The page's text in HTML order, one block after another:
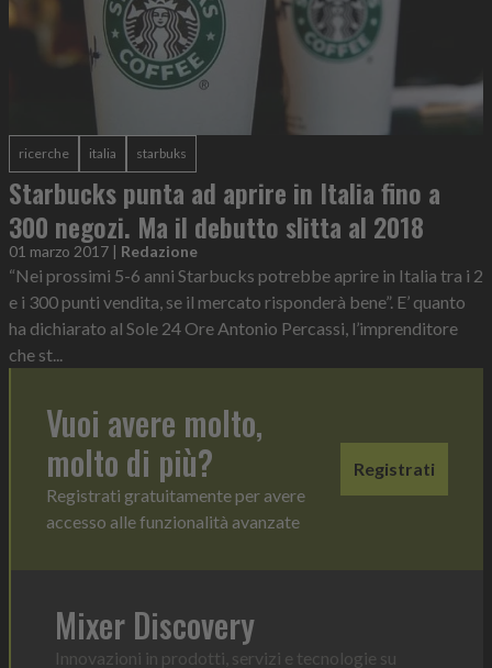
ricerche italia starbuks
Starbucks punta ad aprire in Italia fino a
300 negozi. Ma il debutto slitta al 2018
01 marzo 2017 | Redazione
“Nei prossimi 5-6 anni Starbucks potrebbe aprire in Italia tra i 2
e i 300 punti vendita, se il mercato risponderà bene”. E’ quanto
ha dichiarato al Sole 24 Ore Antonio Percassi, l’imprenditore
che st...
Vuoi avere molto,
molto di più?
Registrati gratuitamente per avere
accesso alle funzionalità avanzate
Registrati
Mixer Discovery
Innovazioni in prodotti, servizi e tecnologie su